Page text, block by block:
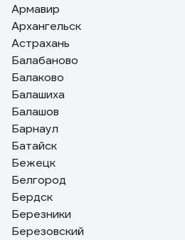
Армавир
Архангельск
Астрахань
Балабаново
Балаково
Балашиха
Балашов
Барнаул
Батайск
Бежецк
Белгород
Бердск
Березники
Березовский